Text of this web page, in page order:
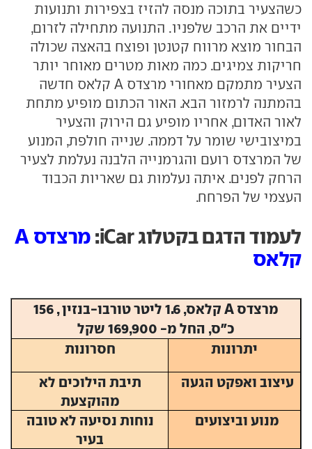
כשהצעיר בתוכה מנסה להזיז בצפירות ותנועות
ידיים את הרכב שלפניו. התנועה מתחילה לזרום,
הבחור מוצא מרווח קטנטן ופוצח בהאצה שכולה
חריקות צמיגים. כמה מאות מטרים מאוחר יותר
הצעיר מתמקם מאחורי מרצדס A קלאס חדשה
בהמתנה לרמזור הבא. האור הכתום מופיע מתחת
לאור האדום, אחריו מופיע גם הירוק והצעיר
במיצובישי שומר על דממה. שנייה חולפת, המנוע
של המרצדס רועם והגרמנייה הלבנה נעלמת לצעיר
הרחק לפנים. איתה נעלמות גם שאריות הכבוד
העצמי של הפרחח.
לעמוד הדגם בקטלוג iCar:
מרצדס A
קלאס
מרצדס A קלאס, 1.6 ליטר טורבו-בנזין , 156
כ"ס, החל מ- 169,900 שקל
יתרונות
חסרונות
עיצוב ואפקט הגעה
תיבת הילוכים לא
מהוקצעת
מנוע וביצועים
נוחות נסיעה לא טובה
בעיר